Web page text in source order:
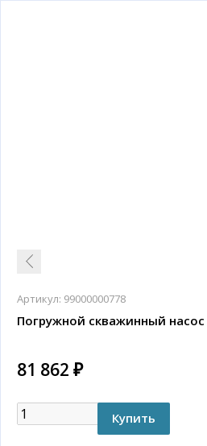
Артикул: 99000000778
Погружной скважинный
81 862 ₽